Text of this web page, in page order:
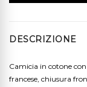
DESCRIZIONE
Camicia in cotone
francese, chiusura